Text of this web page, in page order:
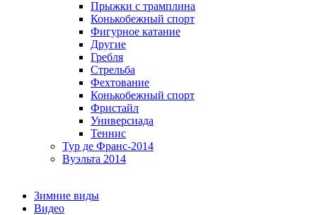
Прыжки с трамплина
Конькобежный спорт
Фигурное катание
Другие
Гребля
Стрельба
Фехтование
Конькобежный спорт
Фристайл
Универсиада
Теннис
Тур де Франс-2014
Вуэльта 2014
Зимние виды
Видео